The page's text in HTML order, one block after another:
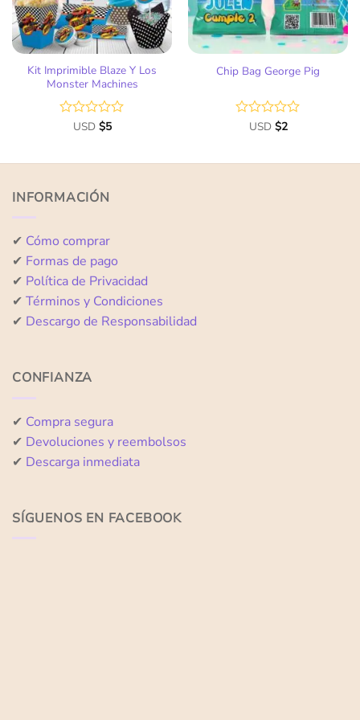
Kit Imprimible Blaze Y Los
Monster Machines
Valorado
de
USD $5
Chip Bag George Pig
Valorado
de
USD $2
INFORMACIÓN
✔ Cómo comprar
✔ Formas de pago
✔ Política de Privacidad
✔ Términos y Condiciones
✔ Descargo de Responsabilidad
CONFIANZA
✔ Compra segura
✔ Devoluciones y reembolsos
✔ Descarga inmediata
SÍGUENOS EN FACEBOOK